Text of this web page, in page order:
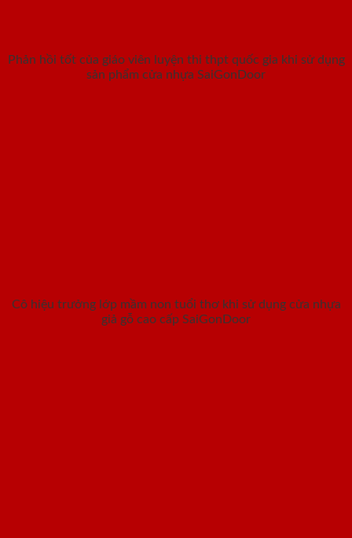
Phản hồi tốt của giáo viên luyện thi thpt quốc gia khi sử dụng
sản phẩm cửa nhựa SaiGonDoor
Cô hiệu trưởng lớp mầm non tuổi thơ khi sử dụng cửa nhựa
giả gỗ cao cấp SaiGonDoor